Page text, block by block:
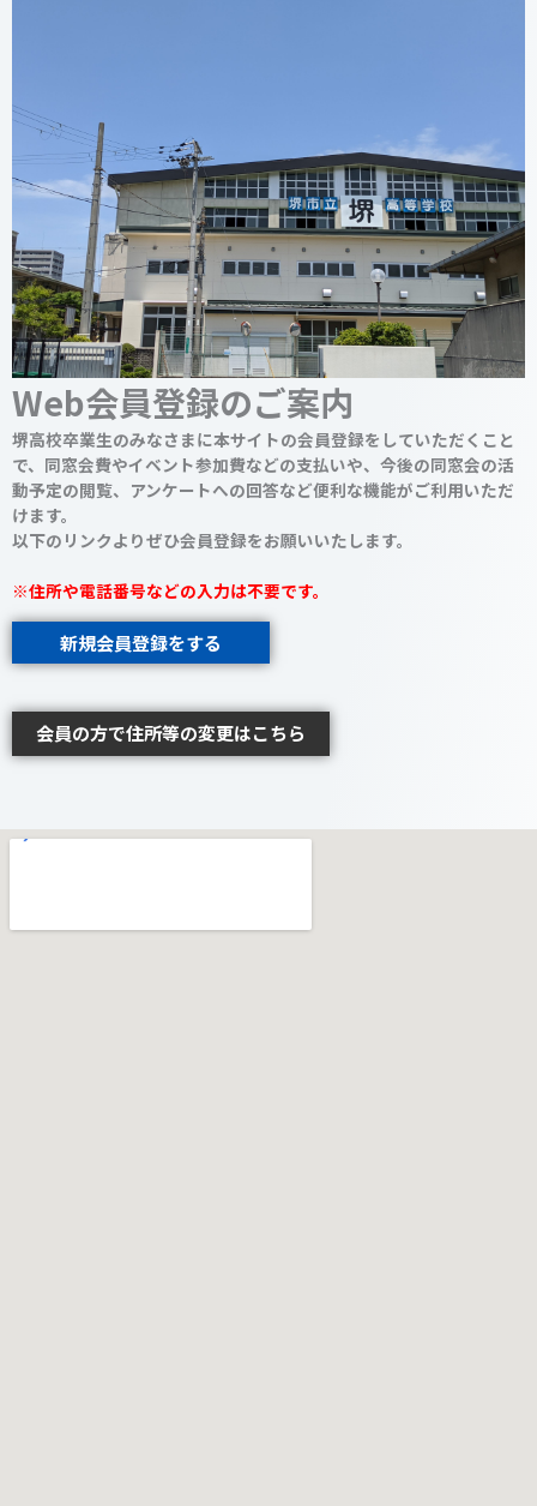
Web会員登録のご案内
堺高校卒業生のみなさまに本サイトの会員登録をしていただくこと
で、同窓会費やイベント参加費などの支払いや、今後の同窓会の活
動予定の閲覧、アンケートへの回答など便利な機能がご利用いただ
けます。
以下のリンクよりぜひ会員登録をお願いいたします。
※住所や電話番号などの入力は不要です。
新規会員登録をする
会員の方で住所等の変更はこちら